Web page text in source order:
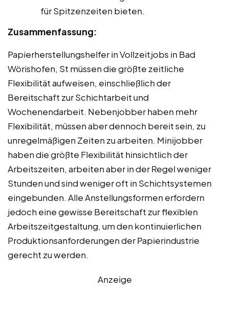
für Spitzenzeiten bieten.
Zusammenfassung:
Papierherstellungshelfer in Vollzeitjobs in Bad
Wörishofen, St müssen die größte zeitliche
Flexibilität aufweisen, einschließlich der
Bereitschaft zur Schichtarbeit und
Wochenendarbeit. Nebenjobber haben mehr
Flexibilität, müssen aber dennoch bereit sein, zu
unregelmäßigen Zeiten zu arbeiten. Minijobber
haben die größte Flexibilität hinsichtlich der
Arbeitszeiten, arbeiten aber in der Regel weniger
Stunden und sind weniger oft in Schichtsystemen
eingebunden. Alle Anstellungsformen erfordern
jedoch eine gewisse Bereitschaft zur flexiblen
Arbeitszeitgestaltung, um den kontinuierlichen
Produktionsanforderungen der Papierindustrie
gerecht zu werden.
Anzeige